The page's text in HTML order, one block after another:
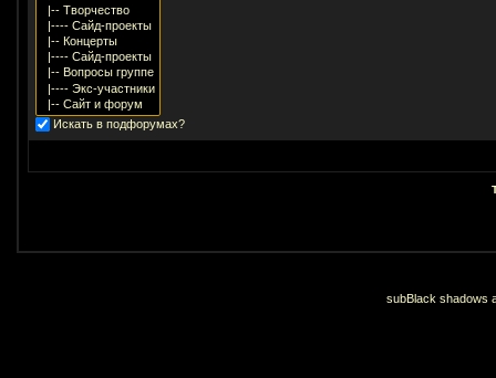
Искать в подфорумах?
subBlack shadows